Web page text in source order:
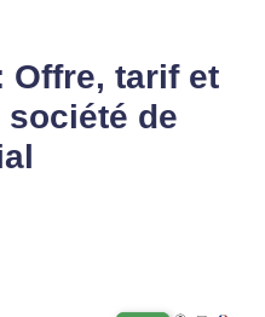
Offre, tarif et
de